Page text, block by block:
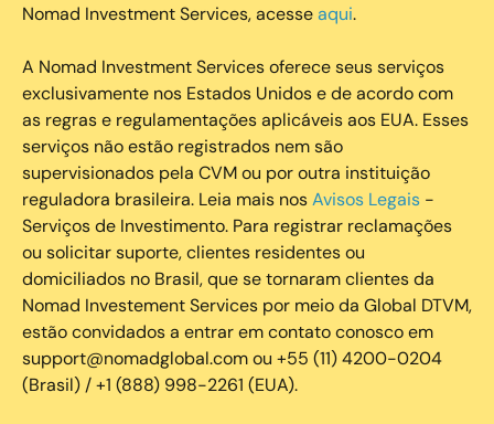
Nomad Investment Services, acesseaqui.
A Nomad Investment Services oferece seus serviços
exclusivamente nos Estados Unidos e de acordo com
as regras e regulamentações aplicáveis aos EUA. Esses
serviços não estão registrados nem são
supervisionados pela CVM ou por outra instituição
reguladora brasileira. Leia mais nosAvisos Legais -
Serviços de Investimento. Para registrar reclamações
ou solicitar suporte, clientes residentes ou
domiciliados no Brasil, que se tornaram clientes da
Nomad Investement Services por meio da Global DTVM,
estão convidados a entrar em contato conosco em
support@nomadglobal.com ou +55 (11) 4200-0204
(Brasil) / +1 (888) 998-2261 (EUA).